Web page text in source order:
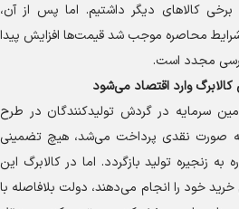
کالا‌های دیگر داشتیم. اما پس از آن،
محاصره موجب شد قیمت‌ها افزایش پیدا
مجدد است.
سرمایه در گردش تولیدکنندگان در طرح
به صورت نقدی پرداخت می‌شد، هیچ تضمینی
زنجیره تولید بازگردد. اما در کالابرگ این
خود را انجام می‌دهند، دولت بلافاصله با